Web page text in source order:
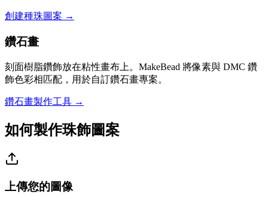
創建種珠圖案 →
鑽石畫
刻面樹脂鑽飾放在粘性畫布上。MakeBead 將像素與 DMC 鑽
飾色彩相匹配，用於自訂鑽石畫專案。
鑽石畫製作工具 →
如何製作珠飾圖案
上傳您的圖像